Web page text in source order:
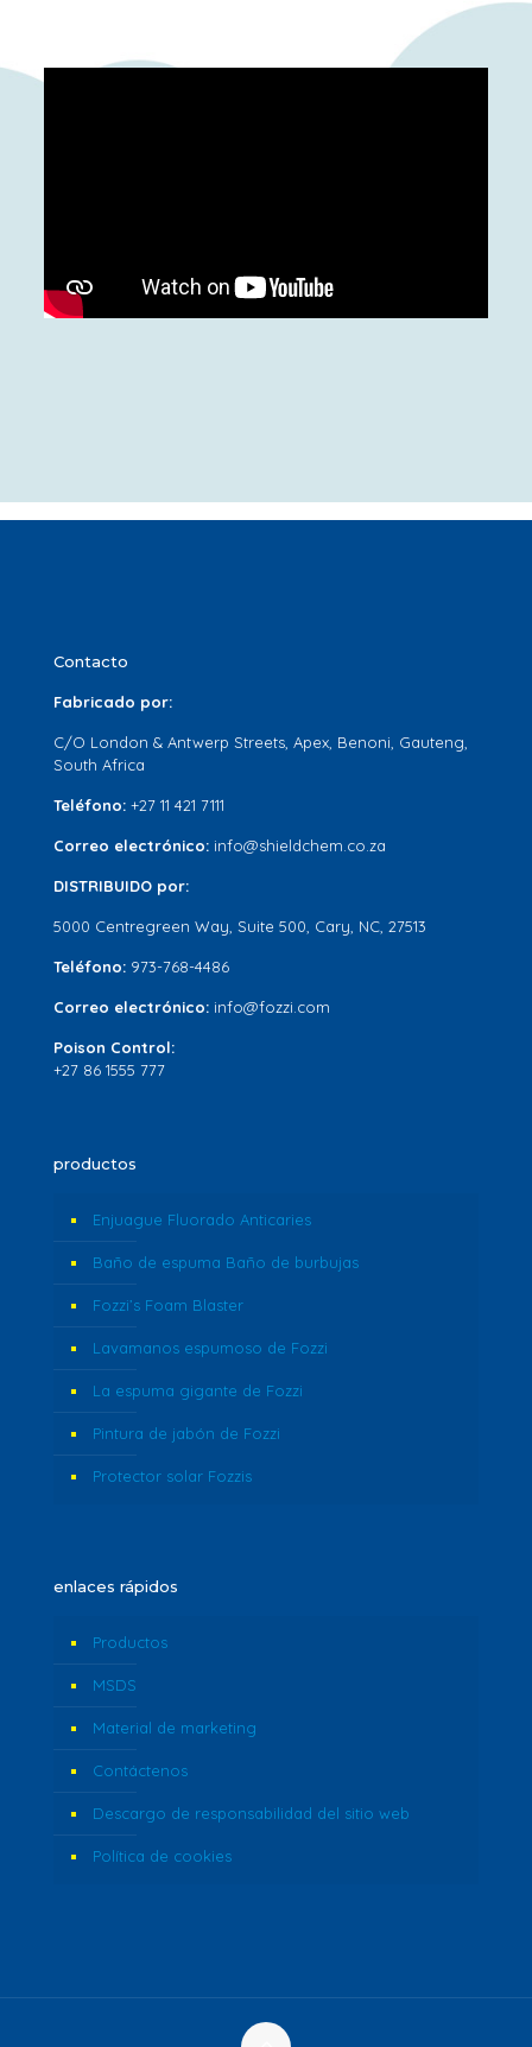
Contacto
Fabricado por:
C/O London & Antwerp Streets, Apex, Benoni, Gauteng,
South Africa
Teléfono: +27 11 421 7111
Correo electrónico: info@shieldchem.co.za
DISTRIBUIDO por:
5000 Centregreen Way, Suite 500, Cary, NC, 27513
Teléfono: 973-768-4486
Correo electrónico: info@fozzi.com
Poison Control:
+27 86 1555 777
productos
Enjuague Fluorado Anticaries
Baño de espuma Baño de burbujas
Fozzi’s Foam Blaster
Lavamanos espumoso de Fozzi
La espuma gigante de Fozzi
Pintura de jabón de Fozzi
Protector solar Fozzis
enlaces rápidos
Productos
MSDS
Material de marketing
Contáctenos
Descargo de responsabilidad del sitio web
Política de cookies